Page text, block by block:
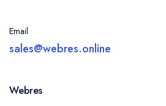
Email
sales@webres.online
Webres